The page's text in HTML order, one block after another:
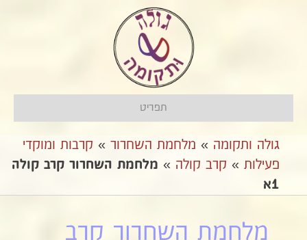
תפריט
גולה ותקומה » מלחמת השחרור » קרבות ומוקדי
פעילות » קרב קולה » מלחמת השחרור קרב קולה
1א
מלחמת השחרור קרב